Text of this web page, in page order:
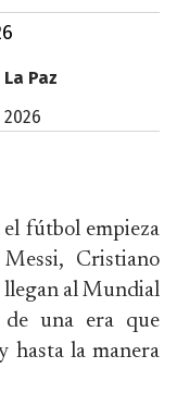
Paz
el fútbol empieza
Cristiano
al Mundial
de una era que
hasta la manera